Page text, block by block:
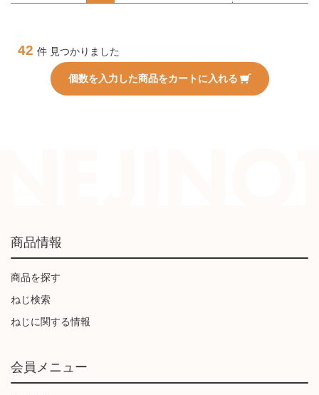
42 件 見つかりました
個数を入力した商品をカートに入れる
商品情報
商品を探す
ねじ検索
ねじに関する情報
会員メニュー